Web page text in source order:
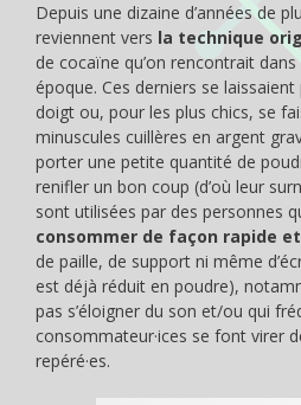
Depuis une dizaine d’années de
reviennent vers la technique
de cocaïne qu’on rencontrait
époque. Ces derniers se
doigt ou, pour les plus chics, se
minuscules cuillères en argent
porter une petite quantité de
renifler un bon coup (d’où leur
sont utilisées par des personnes
consommer de façon rapide
de paille, de support ni même
est déjà réduit en poudre),
pas s’éloigner du son et/ou qui
consommateur·ices se font virer
repéré·es.